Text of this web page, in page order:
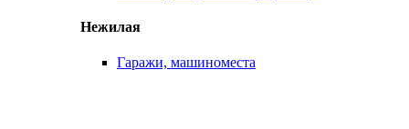
Нежилая
Гаражи, машиноместа